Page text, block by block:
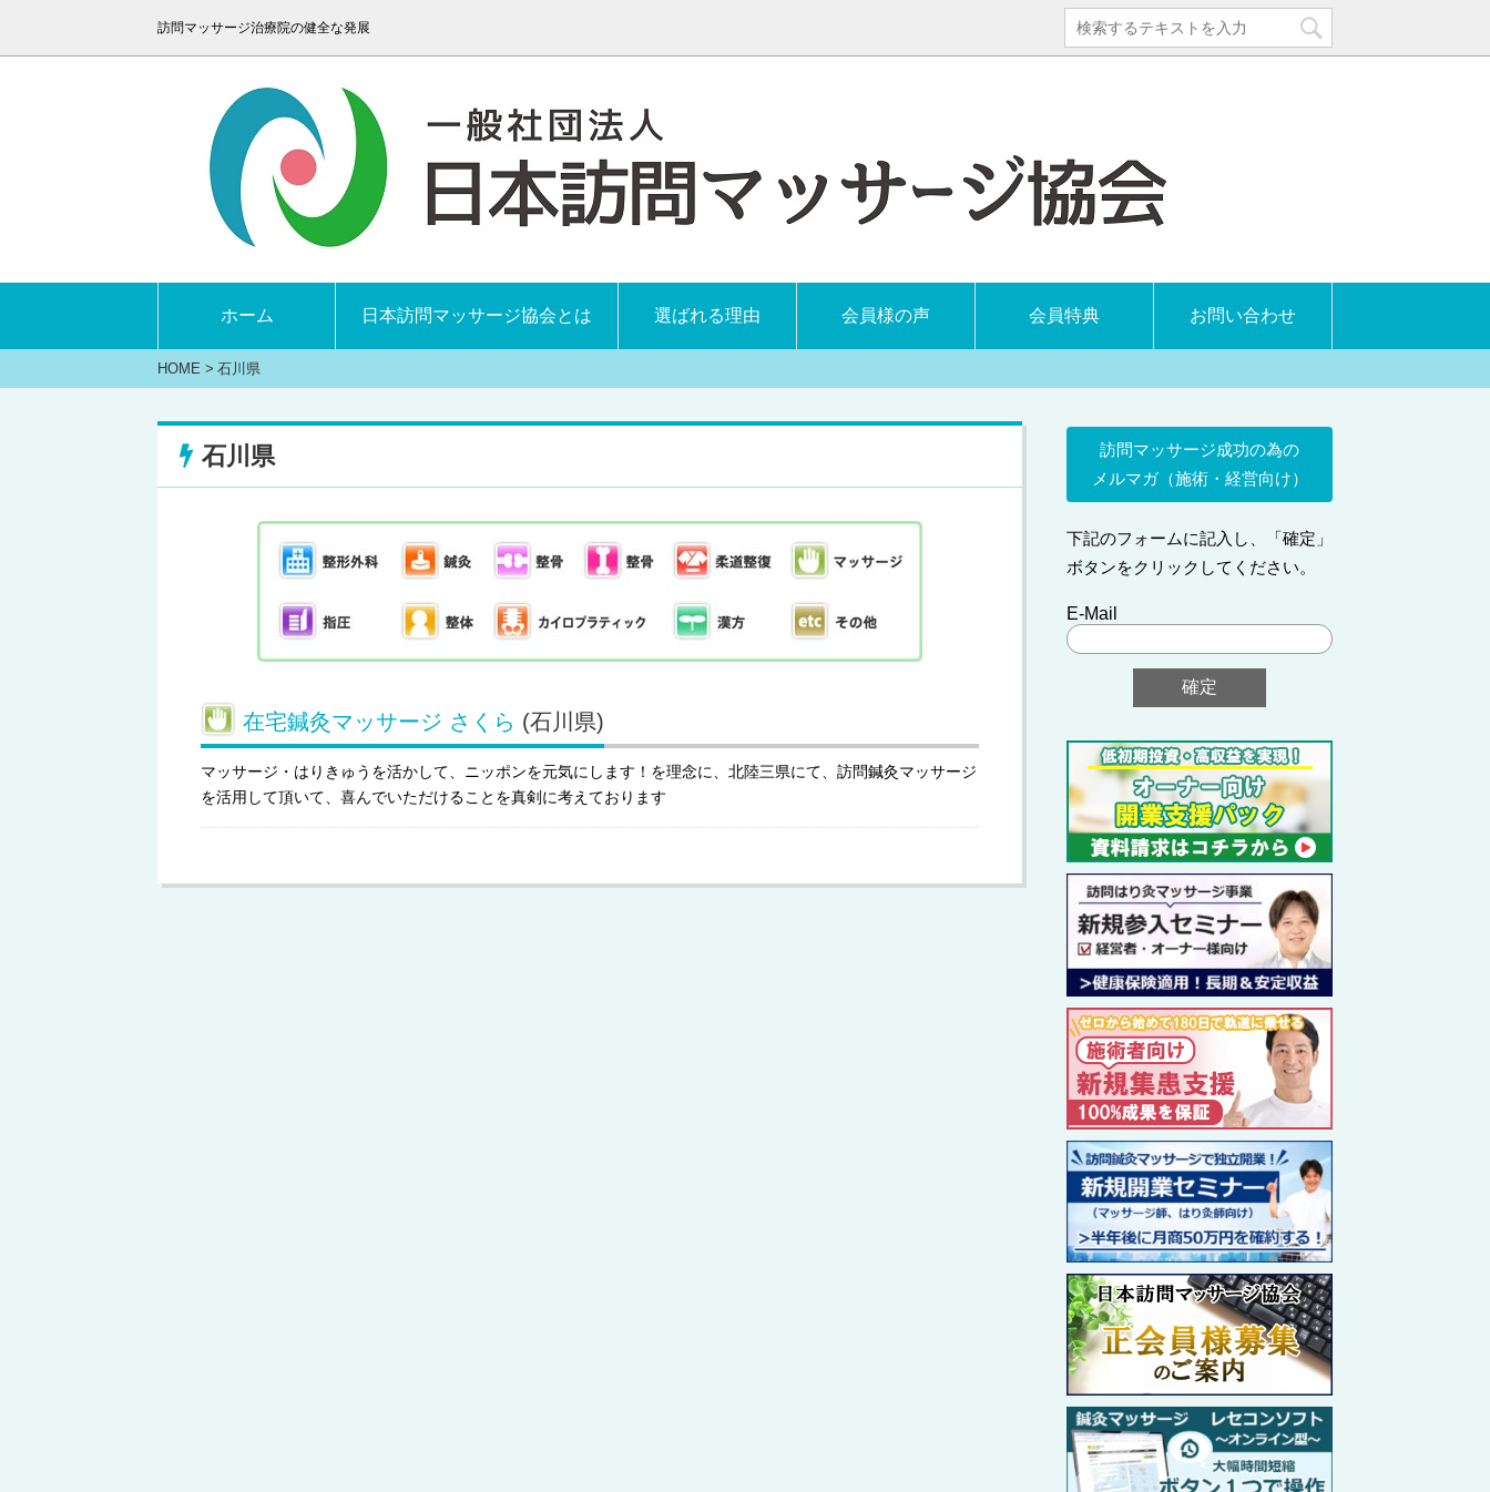
訪問マッサージ治療院の健全な発展
ホーム 日本訪問マッサージ協会とは 選ばれる理由 会員様の声 会員特典 お問い合わせ
HOME > 石川県
石川県
在宅鍼灸マッサージ さくら (石川県)
マッサージ・はりきゅうを活かして、ニッポンを元気にします！を理念に、北陸三県にて、訪問鍼灸マッサージ
を活用して頂いて、喜んでいただけることを真剣に考えております
訪問マッサージ成功の為の
メルマガ（施術・経営向け）
下記のフォームに記入し、「確定」
ボタンをクリックしてください。
E-Mail